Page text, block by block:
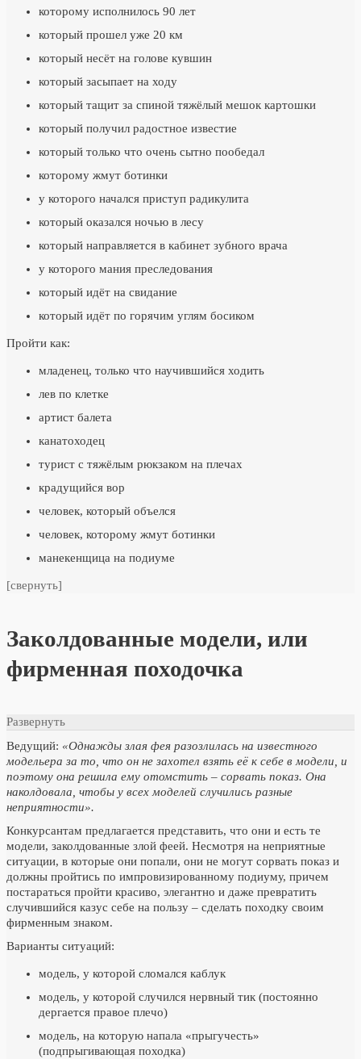
которому исполнилось 90 лет
который прошел уже 20 км
который несёт на голове кувшин
который засыпает на ходу
который тащит за спиной тяжёлый мешок картошки
который получил радостное известие
который только что очень сытно пообедал
которому жмут ботинки
у которого начался приступ радикулита
который оказался ночью в лесу
который направляется в кабинет зубного врача
у которого мания преследования
который идёт на свидание
который идёт по горячим углям босиком
Пройти как:
младенец, только что научившийся ходить
лев по клетке
артист балета
канатоходец
турист с тяжёлым рюкзаком на плечах
крадущийся вор
человек, который объелся
человек, которому жмут ботинки
манекенщица на подиуме
[свернуть]
Заколдованные модели, или
фирменная походочка
Развернуть
Ведущий: «Однажды злая фея разозлилась на известного
модельера за то, что он не захотел взять её к себе в модели, и
поэтому она решила ему отомстить – сорвать показ. Она
наколдовала, чтобы у всех моделей случились разные
неприятности».
Конкурсантам предлагается представить, что они и есть те
модели, заколдованные злой феей. Несмотря на неприятные
ситуации, в которые они попали, они не могут сорвать показ и
должны пройтись по импровизированному подиуму, причем
постараться пройти красиво, элегантно и даже превратить
случившийся казус себе на пользу – сделать походку своим
фирменным знаком.
Варианты ситуаций:
модель, у которой сломался каблук
модель, у которой случился нервный тик (постоянно
дергается правое плечо)
модель, на которую напала «прыгучесть»
(подпрыгивающая походка)